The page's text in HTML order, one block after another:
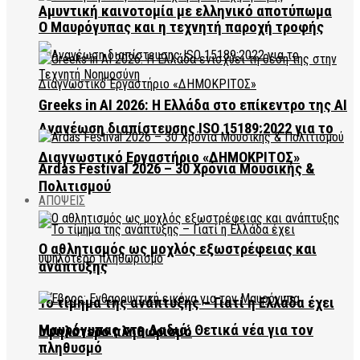
Αμυντική καινοτομία με ελληνικό αποτύπωμα
Ανανέωση διαπίστευσης ISO 15189:2022 για το
Διαγνωστικό Εργαστήριο «ΔΗΜΟΚΡΙΤΟΣ»
ΑΠΟΨΕΙΣ
Το τίμημα της ανάπτυξης – Γιατί η Ελλάδα έχει
υψηλότερο πληθωρισμό
Ο Μαυρόγυπας και η τεχνητή παροχή τροφής
Greeks in AI 2026: Η Ελλάδα στο επίκεντρο της AI
Ardas Festival 2026 – 30 Χρόνια Μουσικής &
Πολιτισμού
Ο αθλητισμός ως μοχλός εξωστρέφειας και
ανάπτυξης
Μαυρόγυπας στη Δαδιά: Θετικά νέα για τον
πληθυσμό